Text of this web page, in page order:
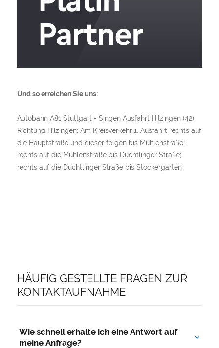
Und so erreichen Sie uns:
Autobahn A81 Stuttgart - Singen Ausfahrt Hilzingen (42)
Richtung Hilzingen; Am Kreisverkehr 1. Ausfahrt rechts auf
die Hauptstraße und dieser folgen bis Mühlenstraße;
rechts auf die Mühlenstraße bis Duchtlinger Straße;
rechts auf die Duchtlinger Straße bis Stockergarten
HÄUFIG GESTELLTE FRAGEN ZUR
KONTAKTAUFNAHME
Wie schnell erhalte ich eine Antwort auf
meine Anfrage?